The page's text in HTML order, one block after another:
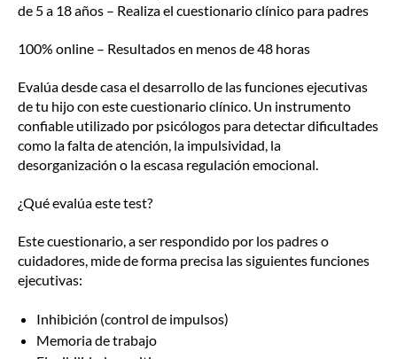
de 5 a 18 años – Realiza el cuestionario clínico para padres
100% online – Resultados en menos de 48 horas
Evalúa desde casa el desarrollo de las funciones ejecutivas
de tu hijo con este cuestionario clínico. Un instrumento
confiable utilizado por psicólogos para detectar dificultades
como la falta de atención, la impulsividad, la
desorganización o la escasa regulación emocional.
¿Qué evalúa este test?
Este cuestionario, a ser respondido por los padres o
cuidadores, mide de forma precisa las siguientes funciones
ejecutivas:
Inhibición (control de impulsos)
Memoria de trabajo